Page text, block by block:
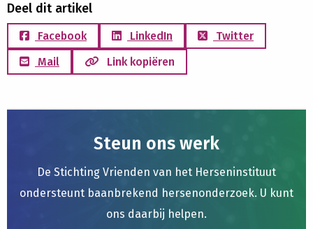
Deel dit artikel
Facebook LinkedIn
Twitter
Mail
Link kopiëren
Steun ons werk
De Stichting Vrienden van het Herseninstituut
ondersteunt baanbrekend hersenonderzoek. U kunt
ons daarbij helpen.